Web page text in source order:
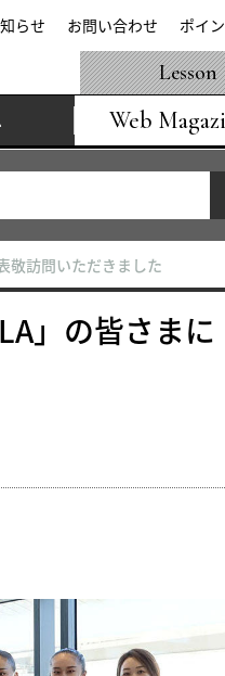
らせ お問い合わせ ポイ
Web
Lesson
敬訪問いただきました
」の皆さまに